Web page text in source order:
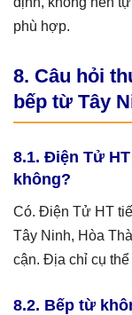
phù hợp.
8. Câu hỏi
bếp từ Tây
8.1. Điện Tử
không?
Có. Điện Tử HT
Tây Ninh, Hòa
cận. Địa chỉ cụ
8.2. Bếp từ